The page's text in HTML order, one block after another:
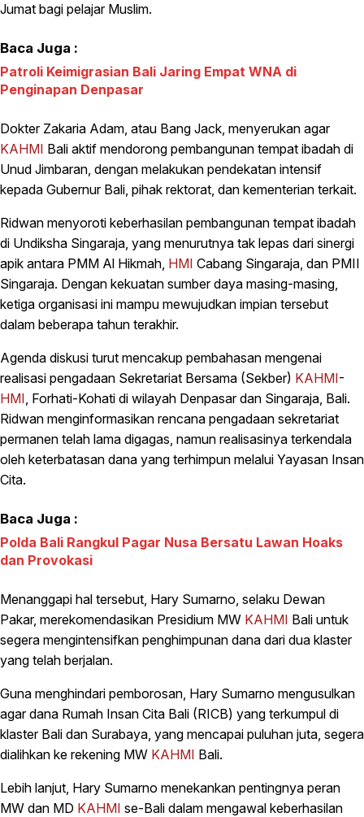
Jumat bagi pelajar Muslim.
Baca Juga :
Patroli Keimigrasian Bali Jaring Empat WNA di
Penginapan Denpasar
Dokter Zakaria Adam, atau Bang Jack, menyerukan agar
KAHMI Bali aktif mendorong pembangunan tempat ibadah di
Unud Jimbaran, dengan melakukan pendekatan intensif
kepada Gubernur Bali, pihak rektorat, dan kementerian terkait.
Ridwan menyoroti keberhasilan pembangunan tempat ibadah
di Undiksha Singaraja, yang menurutnya tak lepas dari sinergi
apik antara PMM Al Hikmah, HMI Cabang Singaraja, dan PMII
Singaraja. Dengan kekuatan sumber daya masing-masing,
ketiga organisasi ini mampu mewujudkan impian tersebut
dalam beberapa tahun terakhir.
Agenda diskusi turut mencakup pembahasan mengenai
realisasi pengadaan Sekretariat Bersama (Sekber) KAHMI-
HMI, Forhati-Kohati di wilayah Denpasar dan Singaraja, Bali.
Ridwan menginformasikan rencana pengadaan sekretariat
permanen telah lama digagas, namun realisasinya terkendala
oleh keterbatasan dana yang terhimpun melalui Yayasan Insan
Cita.
Baca Juga :
Polda Bali Rangkul Pagar Nusa Bersatu Lawan Hoaks
dan Provokasi
Menanggapi hal tersebut, Hary Sumarno, selaku Dewan
Pakar, merekomendasikan Presidium MW KAHMI Bali untuk
segera mengintensifkan penghimpunan dana dari dua klaster
yang telah berjalan.
Guna menghindari pemborosan, Hary Sumarno mengusulkan
agar dana Rumah Insan Cita Bali (RICB) yang terkumpul di
klaster Bali dan Surabaya, yang mencapai puluhan juta, segera
dialihkan ke rekening MW KAHMI Bali.
Lebih lanjut, Hary Sumarno menekankan pentingnya peran
MW dan MD KAHMI se-Bali dalam mengawal keberhasilan